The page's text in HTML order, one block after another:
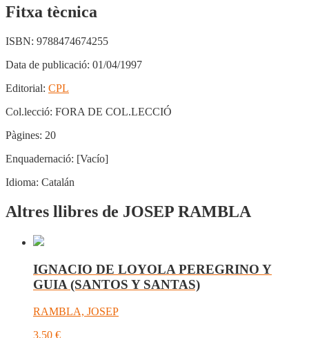
Fitxa tècnica
ISBN: 9788474674255
Data de publicació: 01/04/1997
Editorial: CPL
Col.lecció: FORA DE COL.LECCIÓ
Pàgines: 20
Enquadernació: [Vacío]
Idioma: Catalán
Altres llibres de JOSEP RAMBLA
IGNACIO DE LOYOLA PEREGRINO Y
GUIA (SANTOS Y SANTAS)
RAMBLA, JOSEP
3,50 €